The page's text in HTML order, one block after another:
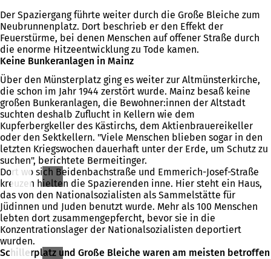
Der Spaziergang führte weiter durch die Große Bleiche zum
Neubrunnenplatz. Dort beschrieb er den Effekt der
Feuerstürme, bei denen Menschen auf offener Straße durch
die enorme Hitzeentwicklung zu Tode kamen.
Keine Bunkeranlagen in Mainz
Über den Münsterplatz ging es weiter zur Altmünsterkirche,
die schon im Jahr 1944 zerstört wurde. Mainz besaß keine
großen Bunkeranlagen, die Bewohner:innen der Altstadt
suchten deshalb Zuflucht in Kellern wie dem
Kupferbergkeller des Kästirchs, dem Aktienbrauereikeller
oder den Sektkellern. "Viele Menschen blieben sogar in den
letzten Kriegswochen dauerhaft unter der Erde, um Schutz zu
suchen", berichtete Bermeitinger.
Dort wo sich Beidenbachstraße und Emmerich-Josef-Straße
kreuzen hielten die Spazierenden inne. Hier steht ein Haus,
das von den Nationalsozialisten als Sammelstätte für
Jüdinnen und Juden benutzt wurde. Mehr als 100 Menschen
lebten dort zusammengepfercht, bevor sie in die
Konzentrationslager der Nationalsozialisten deportiert
wurden.
Schillerplatz und Große Bleiche waren am meisten betroffen